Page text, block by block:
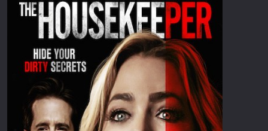
Επιστημονικής Φαντασίας
Εποχής
Ερωτικές
Ευρωπαικός Κινηματογράφος
Θρίλερ
Ιστορικές